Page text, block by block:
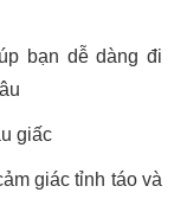
bạn dễ dàng đi
giấc
giác tỉnh táo và